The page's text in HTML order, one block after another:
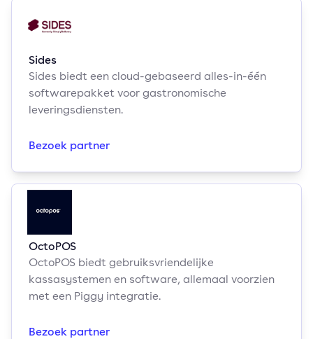
Sides
Sides biedt een cloud-gebaseerd alles-in-één
softwarepakket voor gastronomische
leveringsdiensten.
Bezoek partner
OctoPOS
OctoPOS biedt gebruiksvriendelijke
kassasystemen en software, allemaal voorzien
met een Piggy integratie.
Bezoek partner